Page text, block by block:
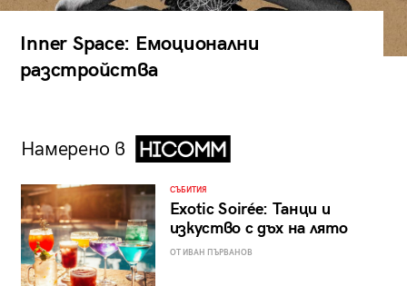
Inner Space: Емоционални
разстройства
Намерено в
СЪБИТИЯ
Exotic Soirée: Танци и
изкуство с дъх на лято
ОТ ИВАН ПЪРВАНОВ